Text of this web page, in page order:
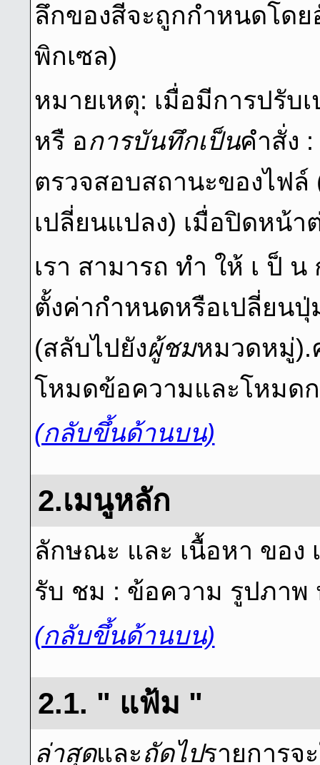
ลึกของสีจะถูกกําหนดโด
พิกเซล)
หมายเหตุ: เมื่อมีการปรับ
หรื อการบันทึกเป็นคําสั่ง :
ตรวจสอบสถานะของไฟล์
เปลี่ยนแปลง) เมื่อปิดหน้
เรา สามารถ ทํา ให้ เ ป็ น
ตั้งค่ากำหนดหรือเปลี่ยน
(สลับไปยังผู้ชมหมวดหมู่).
โหมดข้อความและโหมด
(กลับขึ้นด้านบน)
2.เมนูหลัก
ลักษณะ และ เนื้อหา ของ
รับ ชม : ข้อความ รูปภาพ
(กลับขึ้นด้านบน)
2.1. " แฟ้ม "
ล่าสุดและถัดไปรายการจ